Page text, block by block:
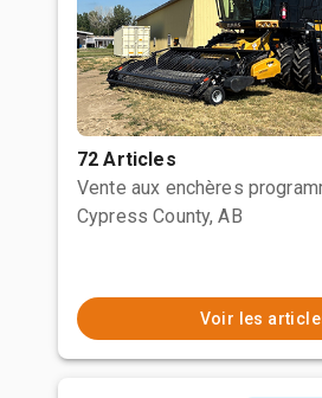
72 Articles
Vente aux enchères
Cypress County, AB
Voir les